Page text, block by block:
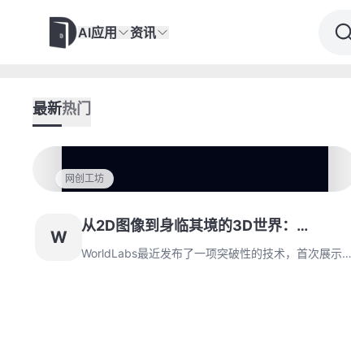
AI应用 资讯
最新热门
网创工坊
W
从2D图像到身临其境的3D世界：
WorldLabs的AI创新
WorldLabs最近发布了一项突破性的技术，首次展示了